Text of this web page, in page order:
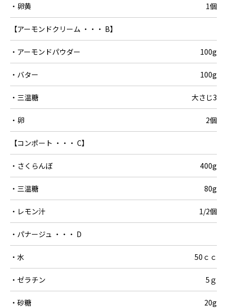
・卵黄 1個
【アーモンドクリーム ・・・ B】
・アーモンドパウダー 100g
・バター 100g
・三温糖 大さじ3
・卵 2個
【コンポート ・・・ C】
・さくらんぼ 400g
・三温糖 80g
・レモン汁 1/2個
・パナージュ ・・・ D
・水 50ｃｃ
・ゼラチン 5ｇ
・砂糖 20g